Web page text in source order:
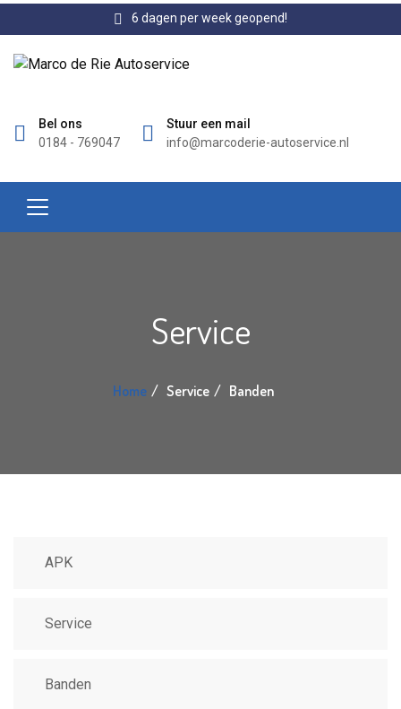
6 dagen per week geopend!
Bel ons
0184 - 769047
Stuur een mail
info@marcoderie-autoservice.nl
Service
Home Service Banden
APK
Service
Banden